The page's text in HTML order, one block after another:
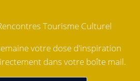
Tourisme Culturel
votre dose d'inspiration
dans votre boîte mail.